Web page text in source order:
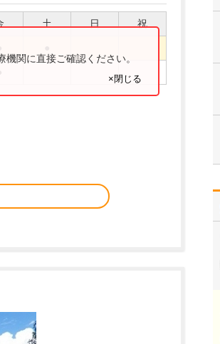
土 日 祝
関に直接ご確認ください。
×閉じる